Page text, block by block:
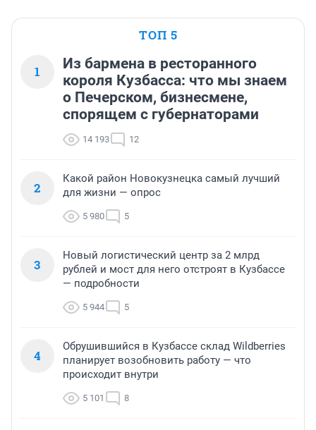
ТОП 5
1
Из бармена в ресторанного
короля Кузбасса: что мы знаем
о Печерском, бизнесмене,
спорящем с губернаторами
14 193 12
2
Какой район Новокузнецка самый лучший
для жизни — опрос
5 980 5
3
Новый логистический центр за 2 млрд
рублей и мост для него отстроят в Кузбассе
— подробности
5 944 5
4
Обрушившийся в Кузбассе склад Wildberries
планирует возобновить работу — что
происходит внутри
5 101 8